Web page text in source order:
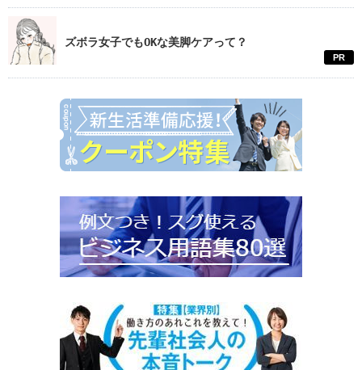
ズボラ女子でもOKな美脚ケアって？
PR